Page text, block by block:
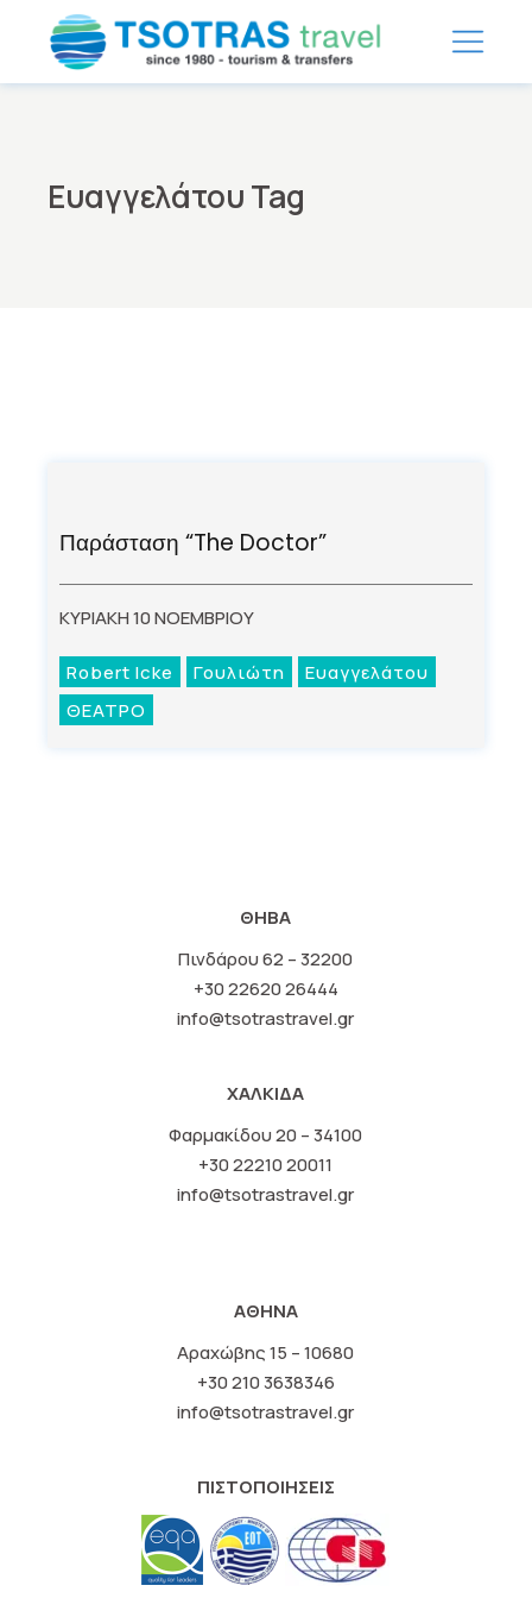
content
Ευαγγελάτου Tag
Παράσταση “The Doctor”
ΚΥΡΙΑΚΗ 10 ΝΟΕΜΒΡΙΟΥ
Robert Icke Γουλιώτη
Ευαγγελάτου
ΘΕΑΤΡΟ
ΘΗΒΑ
Πινδάρου 62 – 32200
+30 22620 26444
info@tsotrastravel.gr
ΧΑΛΚΙΔΑ
Φαρμακίδου 20 – 34100
+30 22210 20011
info@tsotrastravel.gr
ΑΘΗΝΑ
Αραχώβης 15 – 10680
+30 210 3638346
info@tsotrastravel.gr
ΠΙΣΤΟΠΟΙΗΣΕΙΣ